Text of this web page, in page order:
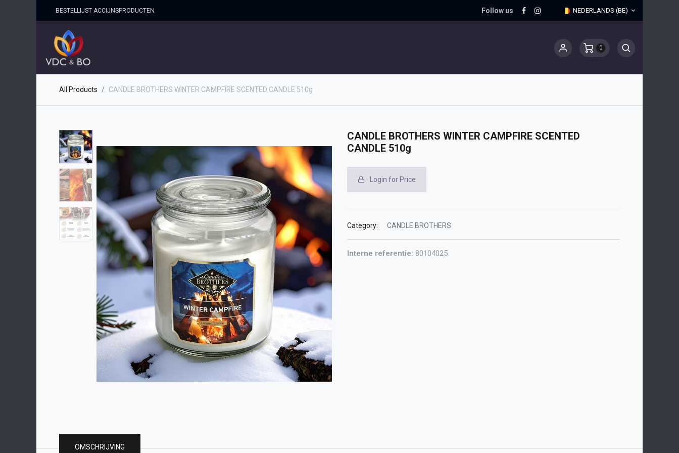
BESTELLIJST ACCIJNSPRO​DUCTEN Follow us NEDERLANDS (BE)
0
All Products CANDLE BROTHERS WINTER CAMPFIRE SCENTED CANDLE 510g
CANDLE BROTHERS WINTER CAMPFIRE SCENTED
CANDLE 510g
Login for Price
Category: CANDLE BROTHERS
Interne referentie: 80104025
OMSCHRIJVING